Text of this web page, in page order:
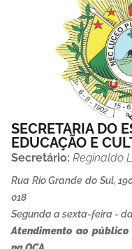
SECRETARIA DO
EDUCAÇÃO E
Secretário: Reginaldo
Rua Rio Grande do Sul,
018
Segunda a sexta-feira -
Atendimento ao